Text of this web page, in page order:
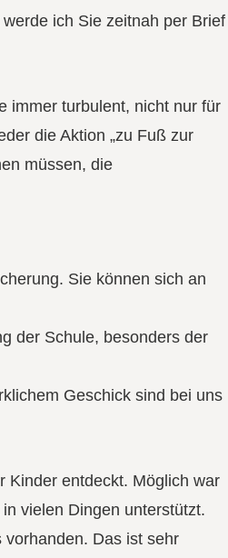
ich Sie zeitnah per Brief
immer turbulent, nicht nur für
die Aktion „zu Fuß zur
müssen, die
Sie können sich an
der Schule, besonders der
Geschick sind bei uns
Kinder entdeckt. Möglich war
vielen Dingen unterstützt.
Das ist sehr